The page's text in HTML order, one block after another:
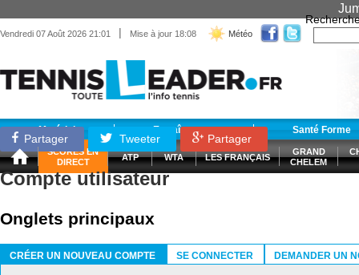
Vendredi 07 Août 2026 21:01 | Mise à jour 18:08 Météo
Matériel Entraînement Santé Forme
SCORES EN
DIRECT
ATP WTA LES FRANÇAIS
GRAND
CHELEM
Partager Tweeter Partager
Compte utilisateur
Onglets principaux
CRÉER UN NOUVEAU COMPTE
SE CONNECTER DEMANDER UN